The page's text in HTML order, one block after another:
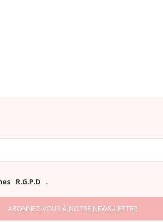
R.G.P.D .